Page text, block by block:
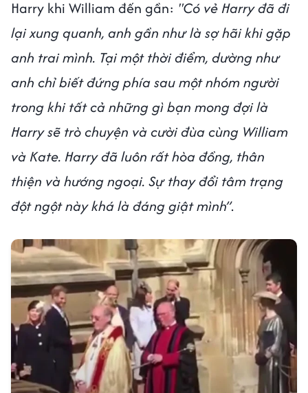
Harry khi William đến gần: "Có vẻ Harry đã đi
lại xung quanh, anh gần như là sợ hãi khi gặp
anh trai mình. Tại một thời điểm, dường như
anh chỉ biết đứng phía sau một nhóm người
trong khi tất cả những gì bạn mong đợi là
Harry sẽ trò chuyện và cười đùa cùng William
và Kate. Harry đã luôn rất hòa đồng, thân
thiện và hướng ngoại. Sự thay đổi tâm trạng
đột ngột này khá là đáng giật mình”.